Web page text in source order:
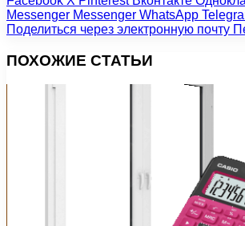
Messenger Messenger WhatsApp
Поделиться через электронную почту
ПОХОЖИЕ СТАТЬИ